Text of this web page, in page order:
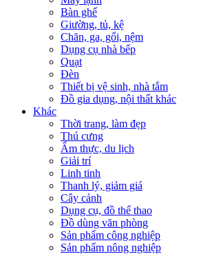
Bàn ghế
Giường, tủ, kệ
Chăn, ga, gối, nệm
Dụng cụ nhà bếp
Quạt
Đèn
Thiết bị vệ sinh, nhà tắm
Đồ gia dụng, nội thất khác
Khác
Thời trang, làm đẹp
Thú cưng
Ẩm thực, du lịch
Giải trí
Linh tinh
Thanh lý, giảm giá
Cây cảnh
Dụng cụ, đồ thể thao
Đồ dùng văn phòng
Sản phẩm công nghiệp
Sản phẩm nông nghiệp